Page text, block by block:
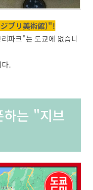
ジブリ美術館)"!
파크"는 도쿄에 없습니
.
는 "지브